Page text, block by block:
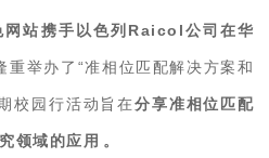
网站携手以色列Raicol公司 在华
重举办了 “准相位匹配解决方案和
期校园行活动旨在分享准相位匹配
域的应用。